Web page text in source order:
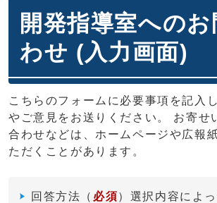
開発指導室への
わせ (入力画面)
こちらのフォームに必要事項を記入
やご意見をお送りください。 お寄せ
合わせなどは、ホームページや広報
ただくことがあります。
回答方法 （ 必須）選択内容によ